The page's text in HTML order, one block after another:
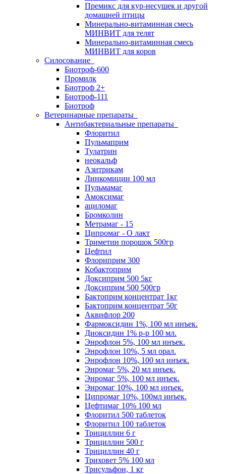
Премикс для кур-несушек и другой
домашней птицы
Минерально-витаминная смесь
МИНВИТ для телят
Минерально-витаминная смесь
МИНВИТ для коров
Силосование
Биотроф-600
Промилк
Биотроф 2+
Биотроф-111
Биотроф
Ветеринарные препараты
Антибактериальные препараты
Флоритил
Пульмаприм
Тулатрин
неокальф
Азитрикам
Линкомицин 100 мл
Пульмамаг
Амоксимаг
ациломаг
Бромколин
Метрамаг - 15
Ципромаг - О лакт
Триметин порошок 500гр
Цефтил
Флориприм 300
Кобактоприм
Доксиприм 500 5кг
Доксиприм 500 500гр
Бактоприм концентрат 1кг
Бактоприм концентрат 50г
Аквифлор 200
Фармоксидин 1%, 100 мл инъек.
Диоксидин 1% р-р 100 мл.
Энрофлон 5%, 100 мл инъек.
Энрофлон 10%, 5 мл орал.
Энрофлон 10%, 100 мл инъек.
Энромаг 5%, 20 мл инъек.
Энромаг 5%, 100 мл инъек.
Энромаг 10%, 100 мл инъек.
Ципромаг 10%, 100мл инъек.
Цефтимаг 10% 100 мл
Флоритил 500 таблеток
Флоритил 100 таблеток
Трициллин 6 г
Трициллин 500 г
Трициллин 40 г
Триховет 5% 100 мл
Трисульфон, 1 кг